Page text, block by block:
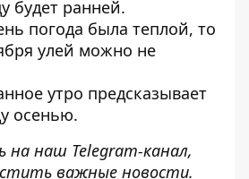
будет ранней.
погода была теплой, то
улей можно не
утро предсказывает
осенью.
на наш Telegram-канал,
важные новости.